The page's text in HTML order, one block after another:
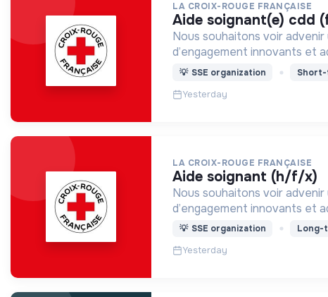
LA CROIX-ROUGE FRANÇAISE
aide soignant(e) cdd
Nous souhaitons voir
d’engagement innovants et
💡 SSE organization
Yesterday
LA CROIX-ROUGE FRANÇAISE
aide soignant (h/f/x)
Nous souhaitons voir
d’engagement innovants et
💡 SSE organization Long-
Yesterday